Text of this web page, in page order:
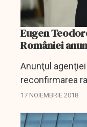
Eugen
României
Anunţul
reconfirmarea
nouă
care contribuie...
17 NOIEMBRIE 2018